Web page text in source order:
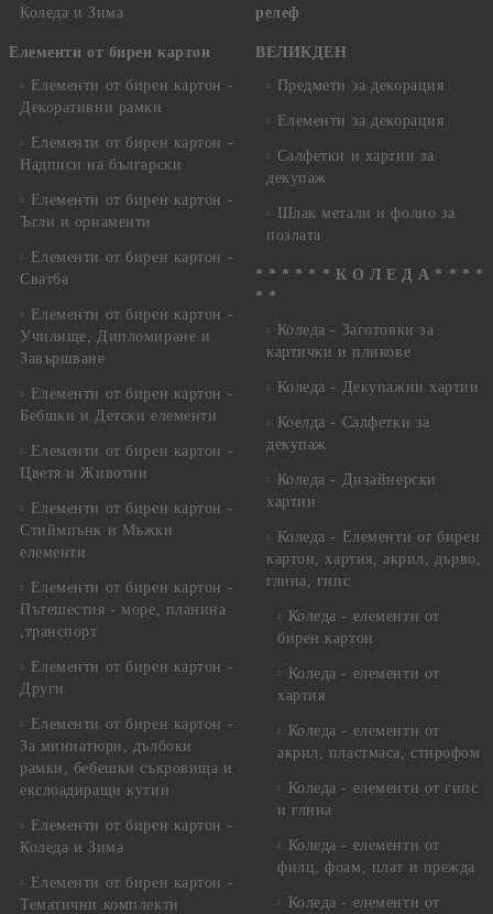
Коледа и Зима
Елементи от бирен картон
Елементи от бирен картон -
Декоративни рамки
Елементи от бирен картон -
Надписи на български
Елементи от бирен картон -
Ъгли и орнаменти
Елементи от бирен картон -
Сватба
Елементи от бирен картон -
Училище, Дипломиране и
Завършване
Елементи от бирен картон -
Бебшки и Детски елементи
Елементи от бирен картон -
Цветя и Животни
Елементи от бирен картон -
Стиймпънк и Мъжки
елементи
Елементи от бирен картон -
Пътешестия - море, планина
,транспорт
Елементи от бирен картон -
Други
Елементи от бирен картон -
За миниатюри, дълбоки
рамки, бебешки съкровища и
екслоадиращи кутии
Елементи от бирен картон -
Коледа и Зима
Елементи от бирен картон -
Тематични комплекти
релеф
ВЕЛИКДЕН
Предмети за декорация
Елементи за декорация
Салфетки и хартии за
декупаж
Шлак метали и фолио за
позлата
* * * * * * К О Л Е Д А * * * *
* *
Коледа - Заготовки за
картички и пликове
Коледа - Декупажни хартии
Коелда - Салфетки за
декупаж
Коледа - Дизайнерски
хартии
Коледа - Eлементи от бирен
картон, хартия, акрил, дърво,
глина, гипс
Коледа - елементи от
бирен картон
Коледа - елементи от
хартия
Коледа - елементи от
акрил, пластмаса, стирофом
Коледа - елементи от гипс
и глина
Коледа - елементи от
филц, фоам, плат и прежда
Коледа - елементи от